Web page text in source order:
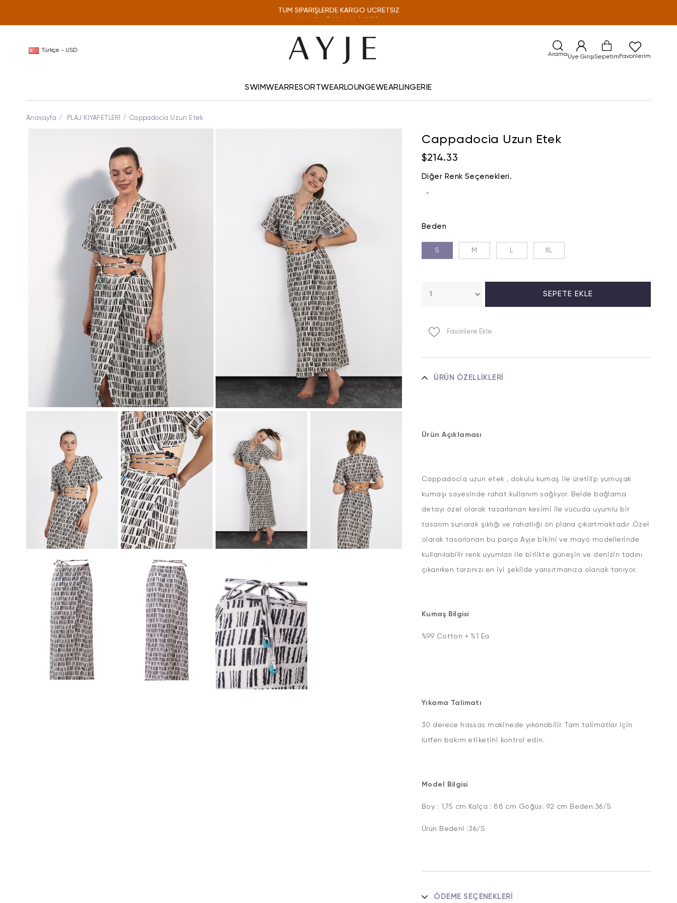
ONLINE'A ÖZEL %10 İNDİRİM
Türkçe - USD
AramaÜye GirişiSepetim Favorilerim
SWIMWEARRESORTWEARLOUNGEWEARLINGERIE
Anasayfa PLAJ KIYAFETLERİ Cappadocia Uzun Etek
Cappadocia Uzun Etek
$214.33
Diğer Renk Seçenekleri.
Beden
S M L XL
Favorilere Ekle
ÜRÜN ÖZELLIKLERI
Ürün Açıklaması
Cappadocia uzun etek , dokulu kumaş ile üretilip yumuşak
kumaşı sayesinde rahat kullanım sağlıyor. Belde bağlama
detayı özel olarak tasarlanan kesimi ile vücuda uyumlu bir
tasarım sunarak şıklığı ve rahatlığı ön plana çıkartmaktadır .Özel
olarak tasarlanan bu parça Ayje bikini ve mayo modellerinde
kullanılabilir renk uyumları ile birlikte güneşin ve denizin tadını
çıkarırken tarzınızı en iyi şekilde yansıtmanıza olanak tanıyor.
Kumaş Bilgisi
%99 Cotton + %1 Ea
Yıkama Talimatı
30 derece hassas makinede yıkanabilir. Tam talimatlar için
lütfen bakım etiketini kontrol edin.
Model Bilgisi
Boy : 1,75 cm Kalça : 88 cm Göğüs: 92 cm Beden:36/S
Ürün Bedeni :36/S
ÖDEME SEÇENEKLERI